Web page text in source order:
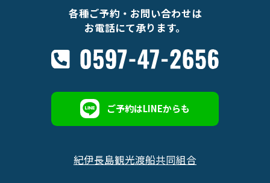
各種ご予約・お問い合わせは
お電話にて承ります。
ご予約はLINEからも
紀伊長島観光渡船共同組合